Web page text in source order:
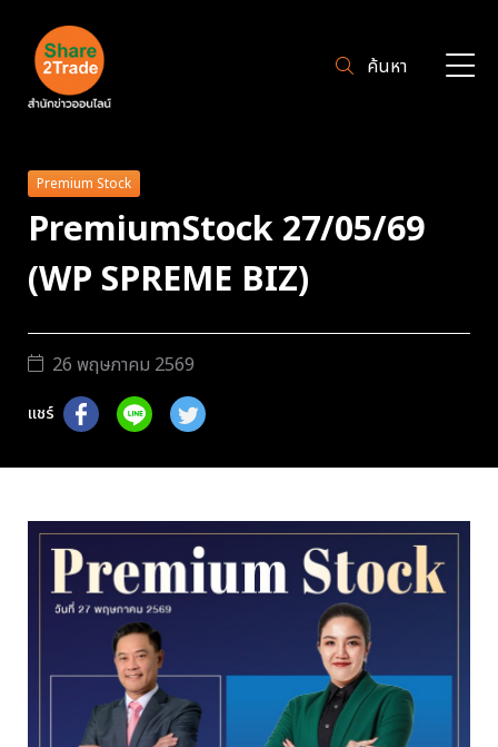
ค้นหา
Premium Stock
PremiumStock 27/05/69
(WP SPREME BIZ)
26 พฤษภาคม 2569
แชร์